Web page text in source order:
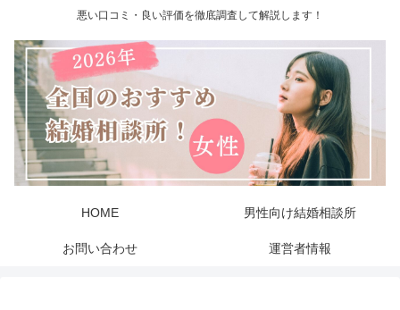
悪い口コミ・良い評価を徹底調査して解説します！
HOME 男性向け結婚相談所
お問い合わせ 運営者情報